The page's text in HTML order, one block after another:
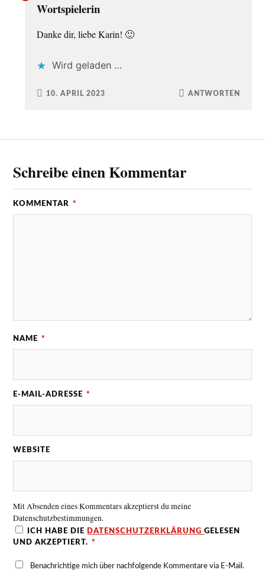
Wortspielerin
Danke dir, liebe Karin! 🙂
Wird geladen …
10. APRIL 2023 ANTWORTEN
Schreibe einen Kommentar
KOMMENTAR *
NAME *
E-MAIL-ADRESSE *
WEBSITE
Mit Absenden eines Kommentars akzeptierst du meine
Datenschutzbestimmungen.
ICH HABE DIE DATENSCHUTZERKLÄRUNGGELESEN
UND AKZEPTIERT. *
Benachrichtige mich über nachfolgende Kommentare via E-Mail.